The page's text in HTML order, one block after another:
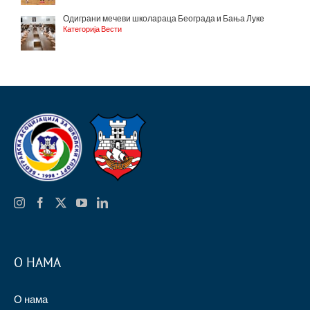
Одиграни мечеви школараца Београда и Бања Луке
Категорија Вести
О НАМА
О нама